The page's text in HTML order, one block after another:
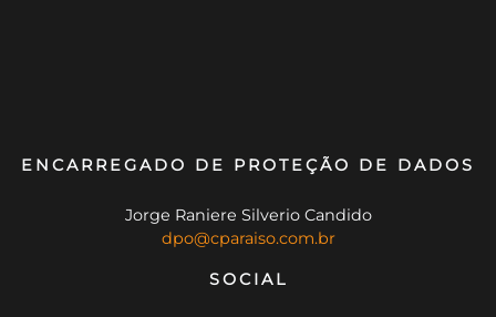
ENCARREGADO DE PROTEÇÃO DE DADOS
Jorge Raniere Silverio Candido
dpo@cparaiso.com.br
SOCIAL